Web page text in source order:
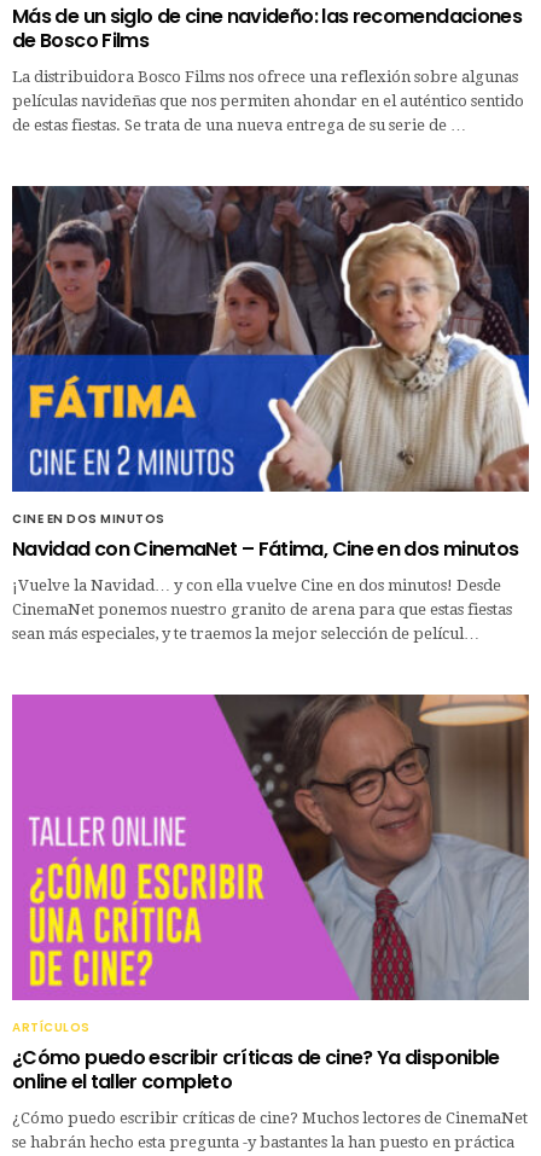
Más de un siglo de cine navideño: las recomendaciones
de Bosco Films
La distribuidora Bosco Films nos ofrece una reflexión sobre algunas
películas navideñas que nos permiten ahondar en el auténtico sentido
de estas fiestas. Se trata de una nueva entrega de su serie de …
CINE EN DOS MINUTOS
Navidad con CinemaNet – Fátima, Cine en dos minutos
¡Vuelve la Navidad… y con ella vuelve Cine en dos minutos! Desde
CinemaNet ponemos nuestro granito de arena para que estas fiestas
sean más especiales, y te traemos la mejor selección de películ…
ARTÍCULOS
¿Cómo puedo escribir críticas de cine? Ya disponible
online el taller completo
¿Cómo puedo escribir críticas de cine? Muchos lectores de CinemaNet
se habrán hecho esta pregunta -y bastantes la han puesto en práctica